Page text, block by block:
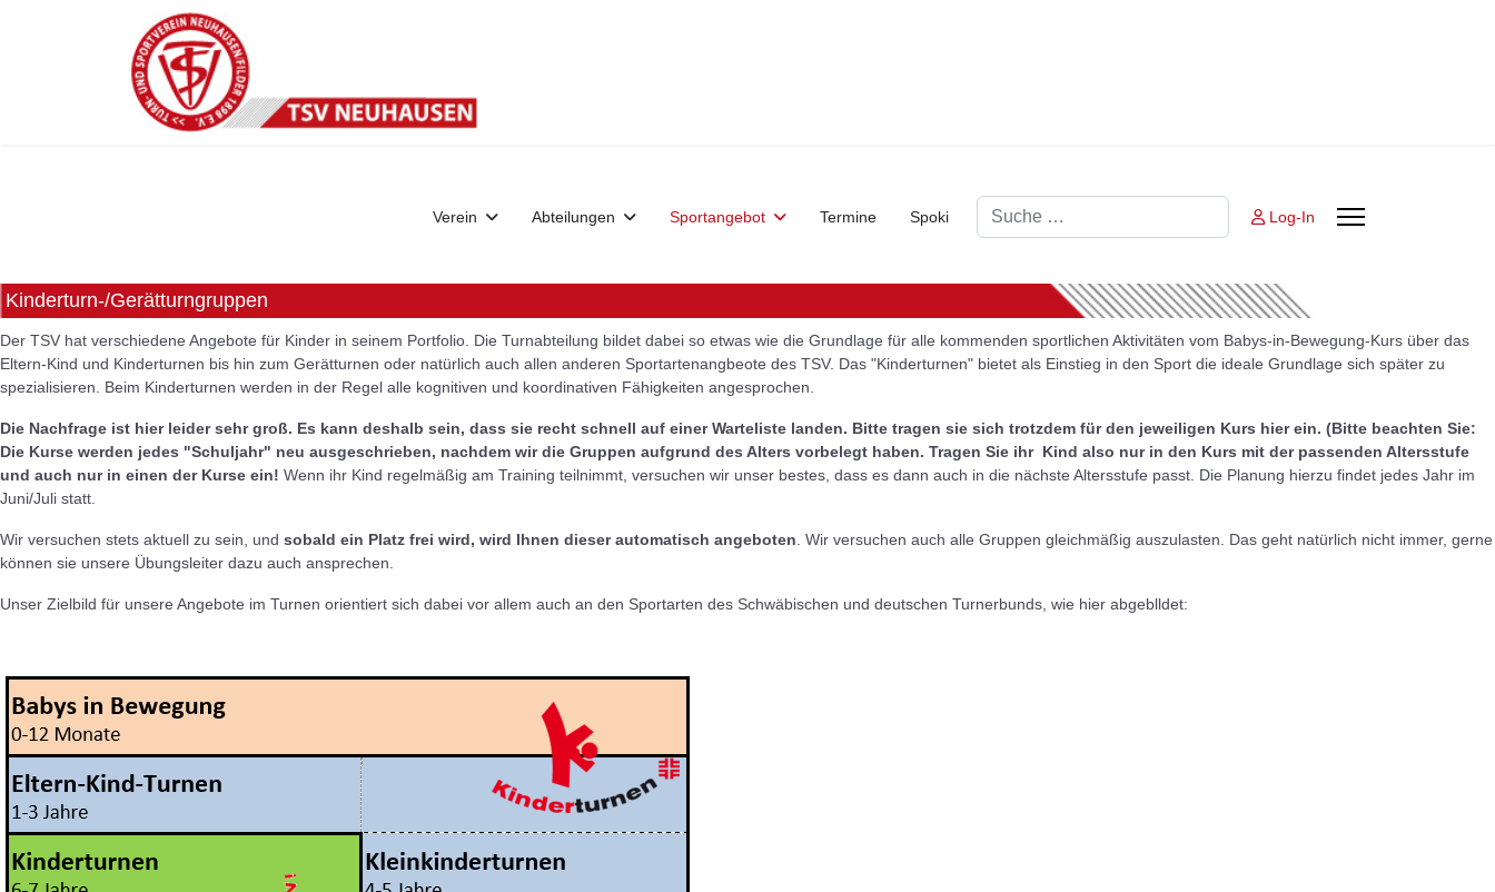
Verein Abteilungen Sportangebot Termine Spoki
Suchen
Log-In
Kinderturn-/Gerätturngruppen
Der TSV hat verschiedene Angebote für Kinder in seinem Portfolio. Die Turnabteilung bildet dabei so etwas wie die Grundlage für alle kommenden sportlichen Aktivitäten vom Babys-in-Bewegung-Kurs über das
Eltern-Kind und Kinderturnen bis hin zum Gerätturnen oder natürlich auch allen anderen Sportartenangbeote des TSV. Das "Kinderturnen" bietet als Einstieg in den Sport die ideale Grundlage sich später zu
spezialisieren. Beim Kinderturnen werden in der Regel alle kognitiven und koordinativen Fähigkeiten angesprochen.
Die Nachfrage ist hier leider sehr groß. Es kann deshalb sein, dass sie recht schnell auf einer Warteliste landen. Bitte tragen sie sich trotzdem für den jeweiligen Kurs hier ein. (Bitte beachten Sie:
Die Kurse werden jedes "Schuljahr" neu ausgeschrieben, nachdem wir die Gruppen aufgrund des Alters vorbelegt haben. Tragen Sie ihr Kind also nur in den Kurs mit der passenden Altersstufe
und auch nur in einen der Kurse ein! Wenn ihr Kind regelmäßig am Training teilnimmt, versuchen wir unser bestes, dass es dann auch in die nächste Altersstufe passt. Die Planung hierzu findet jedes Jahr im
Juni/Juli statt.
Wir versuchen stets aktuell zu sein, und sobald ein Platz frei wird, wird Ihnen dieser automatisch angeboten . Wir versuchen auch alle Gruppen gleichmäßig auszulasten. Das geht natürlich nicht immer, gerne
können sie unsere Übungsleiter dazu auch ansprechen.
Unser Zielbild für unsere Angebote im Turnen orientiert sich dabei vor allem auch an den Sportarten des Schwäbischen und deutschen Turnerbunds, wie hier abgeblldet: